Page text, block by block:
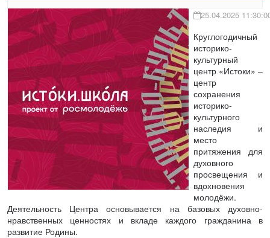
25.04.2025
Круглогодичный
историко-
культурный
центр «Истоки» –
центр
сохранения
историко-
культурного
наследия и
место
притяжения для
духовного
просвещения и
вдохновения
молодёжи.
Деятельность Центра основывается на базовых духовно-
нравственных ценностях и вкладе каждого гражданина в
развитие Родины.